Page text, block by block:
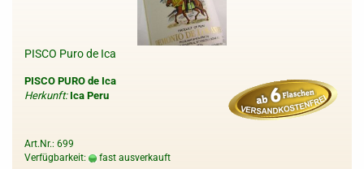
PISCO Puro de Ica
PISCO PURO de Ica
Herkunft: Ica Peru
Art.Nr.: 699
Verfügbarkeit:
fast ausverkauft